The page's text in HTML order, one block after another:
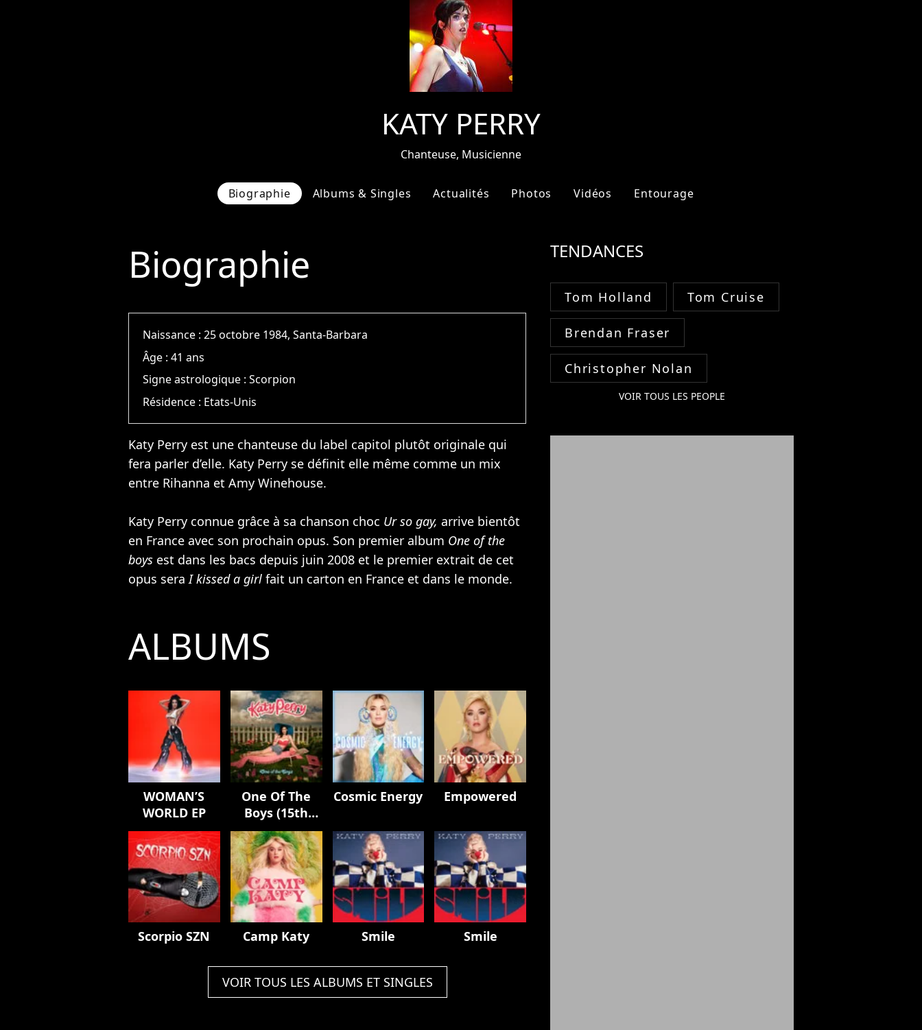
KATY PERRY
Chanteuse, Musicienne
Biographie Albums & Singles Actualités Photos Vidéos Entourage
Biographie
Naissance :25 octobre 1984, Santa-Barbara
Âge :41 ans
Signe astrologique :Scorpion
Résidence : Etats-Unis
Katy Perry est une chanteuse du label capitol plutôt originale qui
fera parler d’elle. Katy Perry se définit elle même comme un mix
entre Rihanna et Amy Winehouse.
Katy Perry connue grâce à sa chanson choc Ur so gay, arrive bientôt
en France avec son prochain opus. Son premier album One of the
boys est dans les bacs depuis juin 2008 et le premier extrait de cet
opus seraI kissed a girl fait un carton en France et dans le monde.
ALBUMS
WOMAN’S
WORLD EP
One Of The
Boys (15th
Anniversary
Edition)
Cosmic Energy Empowered
Scorpio SZN Camp Katy Smile Smile
VOIR TOUS LES ALBUMS ET SINGLES
TENDANCES
Tom Holland Tom Cruise
Brendan Fraser
Christopher Nolan
VOIR TOUS LES PEOPLE